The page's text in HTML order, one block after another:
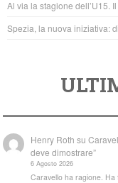
Al via la stagione dell’U15.
Spezia, la nuova iniziativa:
Henry Roth su
deve dimostrare”
6 Agosto 2026
Caravello ha ragione. Ha